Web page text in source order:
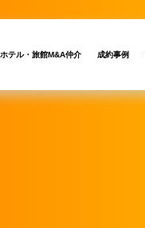
ホテル・旅館M&A仲介 成約事例